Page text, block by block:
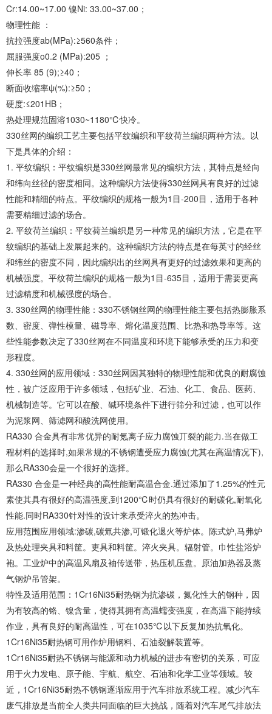
Cr:14.00~17.00 镍Ni: 33.00~37.00；
物理性能 ：
抗拉强度ab(MPa):≥560条件；
屈服强度o0.2 (MPa):205 ；
伸长率 85 (9);≥40；
断面收缩率ψ(%):≥50；
硬度:≤201HB；
热处理规范固溶1030~1180℃快冷。
330丝网的编织工艺主要包括平纹编织和平纹荷兰编织两种方法。以
下是具体的介绍：
1. 平纹编织：平纹编织是330丝网最常见的编织方法，其特点是经向
和纬向丝径的密度相同。这种编织方法使得330丝网具有良好的过滤
性能和精细的特点。平纹编织的规格一般为1目-200目，适用于各种
需要精细过滤的场合。
2. 平纹荷兰编织：平纹荷兰编织是另一种常见的编织方法，它是在平
纹编织的基础上发展起来的。这种编织方法的特点是在每英寸的经丝
和纬丝的密度不同，因此编织出的丝网具有更好的过滤效果和更高的
机械强度。平纹荷兰编织的规格一般为1目-635目，适用于需要更高
过滤精度和机械强度的场合。
3. 330丝网的物理性能：330不锈钢丝网的物理性能主要包括热膨胀系
数、密度、弹性模量、磁导率、熔化温度范围、比热和热导率等。这
些性能参数决定了330丝网在不同温度和环境下能够承受的压力和变
形程度。
4. 330丝网的应用领域：330丝网因其独特的物理性能和优良的耐腐蚀
性，被广泛应用于许多领域，包括矿业、石油、化工、食品、医药、
机械制造等。它可以在酸、碱环境条件下进行筛分和过滤，也可以作
为泥浆网、筛滤网和酸洗网使用。
RA330 合金具有非常优异的耐氪离子应力腐蚀丌裂的能力.当在做工
程材料的选择时,如果常规的不锈钢遭受应力腐蚀(尤其在高温情况下),
那么RA330会是一个很好的选择。
RA330 合金是一种经典的高性能耐高温合金.通过添加了1.25%的性元
素使其具有很好的高温强度,到1200℃时仍具有很好的耐碳化,耐氧化
性能.同时RA330针对性的设计来承受淬火的热冲击。
应用范围应用领域:渗碳,碳氚共渗,可锻化退火等炉体。陈式炉,马弗炉
及热处理夹具和料筐。吏具和料筐。淬火夹具。辐射管。巾性盐浴炉
袍。工业炉中的高温风扇及袖传送带，热压机压盘。原油加热器及蒸
气钢炉吊管架。
特性及适用范围：1Cr16Ni35耐热钢为抗渗碳，氮化性大的钢种，因
为有较高的铬、镍含量，使得其拥有高温蠕变强度，在高温下能持续
作业，具有良好的耐高温性，可在1035℃以下反复加热抗氧化。
1Cr16Ni35耐热钢可用作炉用钢料、石油裂解装置等。
1Cr16Ni35耐热不锈钢与能源和动力机械的进步有密切的关系，可应
用于火力发电、原子能、宇航、航空、石油和化学工业等领域。较
近，1Cr16Ni35耐热不锈钢逐渐应用于汽车排放系统工程。减少汽车
废气排放是当前全人类共同面临的巨大挑战，随着对汽车尾气排放法